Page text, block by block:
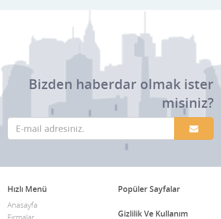
Bizden haberdar olmak ister
misiniz?
Hızlı Menü
Anasayfa
Popüler Sayfalar
Gizlilik Ve Kullanım